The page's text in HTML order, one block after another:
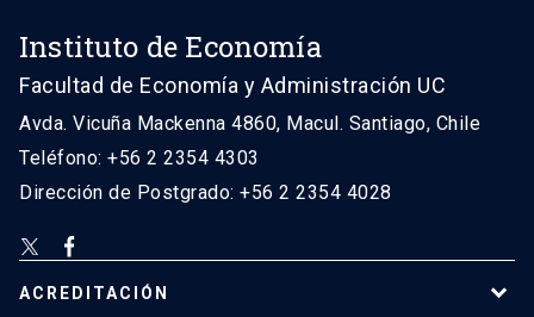
Instituto de Economía
Facultad de Economía y Administración UC
Avda. Vicuña Mackenna 4860, Macul. Santiago, Chile
Teléfono: +56 2 2354 4303
Dirección de Postgrado: +56 2 2354 4028
ACREDITACIÓN